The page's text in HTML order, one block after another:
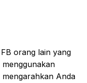
orang lain yang
Anda